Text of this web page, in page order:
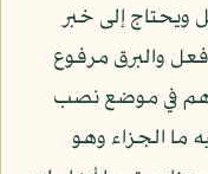
ويحتاج إلى خبر
فعل والبرق مرفوع
في موضع نصب
ما الجزاء وهو